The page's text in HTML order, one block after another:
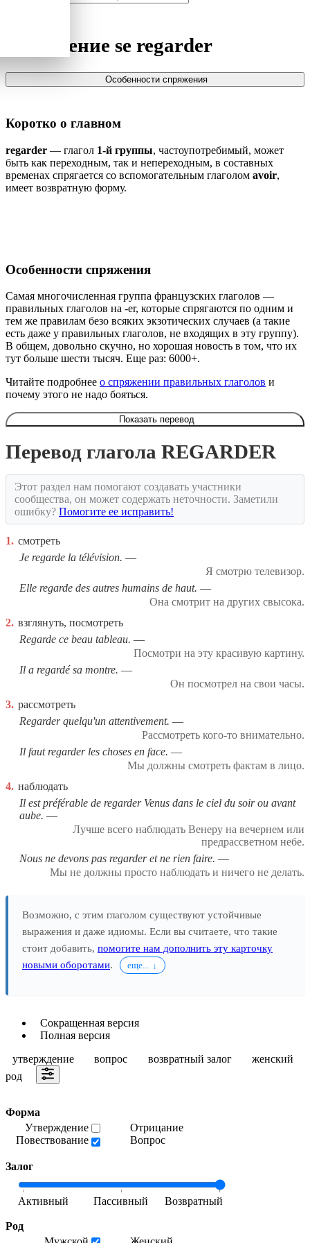
Спряжение se regarder
Особенности спряжения
Коротко о главном
regarder — глагол 1-й группы, частоупотребимый, может
быть как переходным, так и непереходным, в составных
временах спрягается со вспомогательным глаголом avoir,
имеет возвратную форму.
Особенности спряжения
Самая многочисленная группа французских глаголов —
правильных глаголов на -er, которые спрягаются по одним и
тем же правилам безо всяких экзотических случаев (а такие
есть даже у правильных глаголов, не входящих в эту группу).
В общем, довольно скучно, но хорошая новость в том, что их
тут больше шести тысяч. Еще раз: 6000+.
Читайте подробнее о спряжении правильных глаголов и
почему этого не надо бояться.
Показать перевод
Перевод глагола REGARDER
Этот раздел нам помогают создавать участники
сообщества, он может содержать неточности. Заметили
ошибку? Помогите ее исправить!
1. смотреть
Je regarde la télévision.
Я смотрю телевизор.
Elle regarde des autres humains de haut.
Она смотрит на других свысока.
2. взглянуть, посмотреть
Regarde ce beau tableau.
Посмотри на эту красивую картину.
Il a regardé sa montre.
Он посмотрел на свои часы.
3. рассмотреть
Regarder quelqu'un attentivement.
Рассмотреть кого-то внимательно.
Il faut regarder les choses en face.
Мы должны смотреть фактам в лицо.
4. наблюдать
Il est préférable de regarder Venus dans le ciel du soir ou avant
aube.
Лучше всего наблюдать Венеру на вечернем или
предрассветном небе.
Nous ne devons pas regarder et ne rien faire.
Мы не должны просто наблюдать и ничего не делать.
Возможно, с этим глаголом существуют устойчивые
выражения и даже идиомы. Если вы считаете, что такие
стоит добавить, помогите нам дополнить эту карточку
новыми оборотами. еще...
Сокращенная версия
Полная версия
утверждение
вопрос возвратный залог
женский
род
Форма
Утверждение
Повествование
Отрицание
Вопрос
Залог
Род